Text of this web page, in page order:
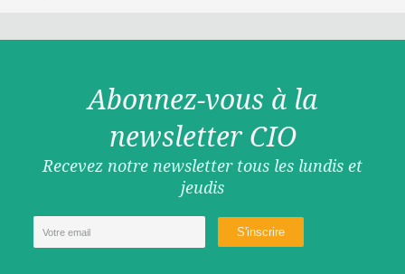
Abonnez-vous à la
newsletter CIO
Recevez notre newsletter tous les lundis et
jeudis